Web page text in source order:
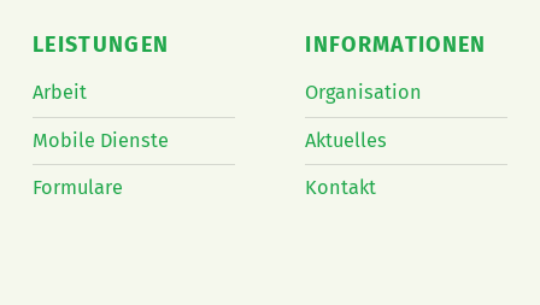
LEISTUNGEN
Arbeit
Mobile Dienste
Formulare
INFORMATIONEN
Organisation
Aktuelles
Kontakt